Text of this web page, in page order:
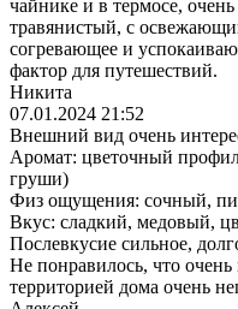
чайнике и в термосе,
травянистый, с
согревающее и
фактор для путешествий.
Никита
07.01.2024 21:52
Внешний вид очень
Аромат: цветочный
груши)
Физ ощущения: сочный,
Вкус: сладкий, медовый,
Послевкусие сильное,
Не понравилось, что очень
территорией дома очень